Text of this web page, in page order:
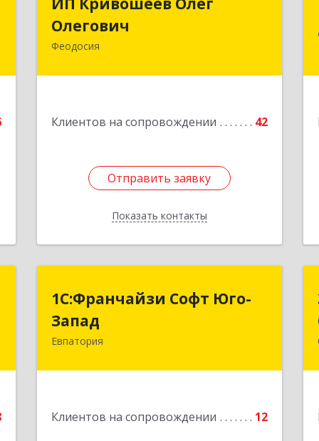
Олегович
Феодосия
Клиентов на сопровождении 42
Отправить заявку
Показать контакты
Олегович
Отправить заявку
Назад
1С:Франчайзи Софт Юго-
Запад
Евпатория
Клиентов на сопровождении 12
1С:Франчайзи Софт Юго-
Запад
297407, Крым Респ, Евпатория г,